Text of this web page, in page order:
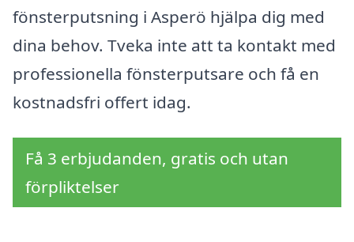
fönsterputsning i Asperö hjälpa dig med
dina behov. Tveka inte att ta kontakt med
professionella fönsterputsare och få en
kostnadsfri offert idag.
Få 3 erbjudanden, gratis och utan
förpliktelser